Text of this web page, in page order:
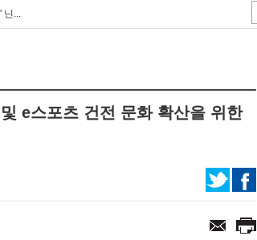
닌...
...
가...
e스포츠 건전 문화 확산을 위한